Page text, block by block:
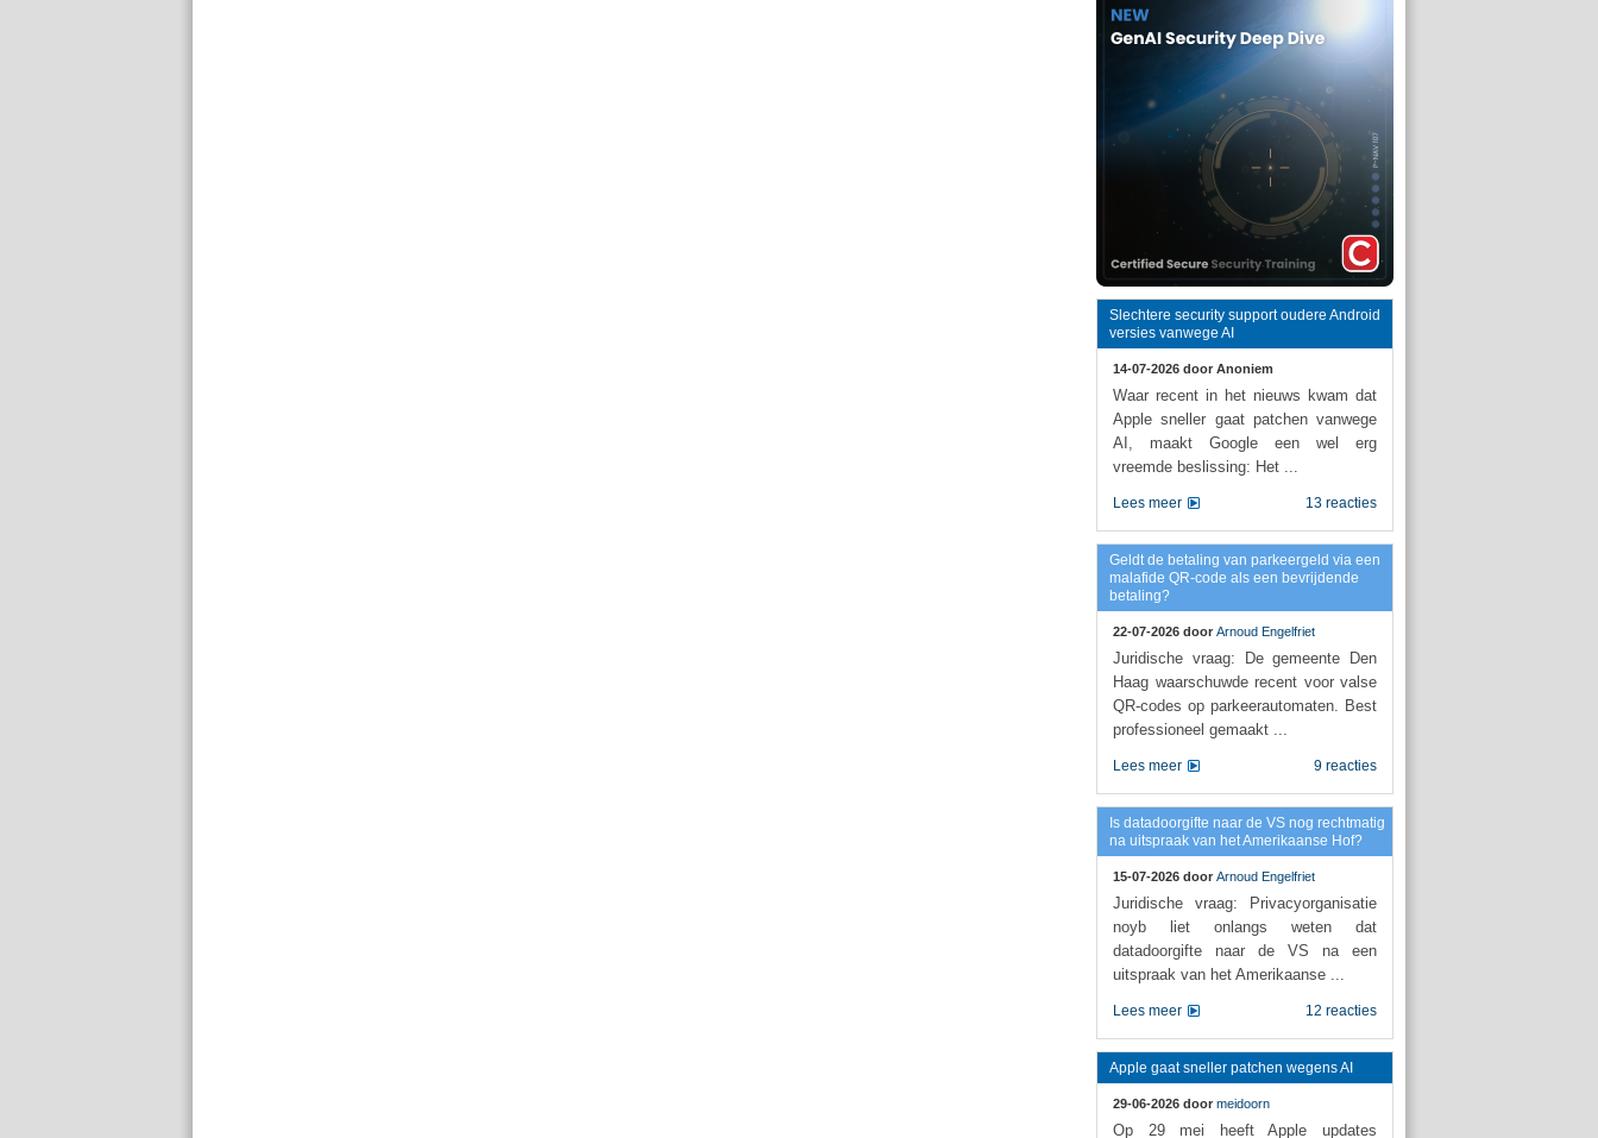
Slechtere security support oudere Android
versies vanwege AI
14-07-2026 door Anoniem
Waar recent in het nieuws kwam dat
Apple sneller gaat patchen vanwege
AI, maakt Google een wel erg
vreemde beslissing: Het ...
13 reacties
Lees meer
Geldt de betaling van parkeergeld via een
malafide QR-code als een bevrijdende
betaling?
22-07-2026 door Arnoud Engelfriet
Juridische vraag: De gemeente Den
Haag waarschuwde recent voor valse
QR-codes op parkeerautomaten. Best
professioneel gemaakt ...
9 reacties
Lees meer
Is datadoorgifte naar de VS nog rechtmatig
na uitspraak van het Amerikaanse Hof?
15-07-2026 door Arnoud Engelfriet
Juridische vraag: Privacyorganisatie
noyb liet onlangs weten dat
datadoorgifte naar de VS na een
uitspraak van het Amerikaanse ...
12 reacties
Lees meer
Apple gaat sneller patchen wegens AI
29-06-2026 door meidoorn
Op 29 mei heeft Apple updates